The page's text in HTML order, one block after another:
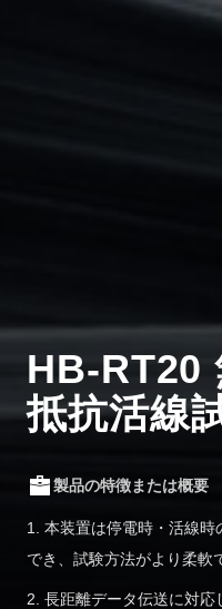
HB-RT20
抵抗活線
製品の特徴または概要
1. 本装置は停電時・活線
でき、試験方法がより柔軟
2. 長距離データ伝送に対